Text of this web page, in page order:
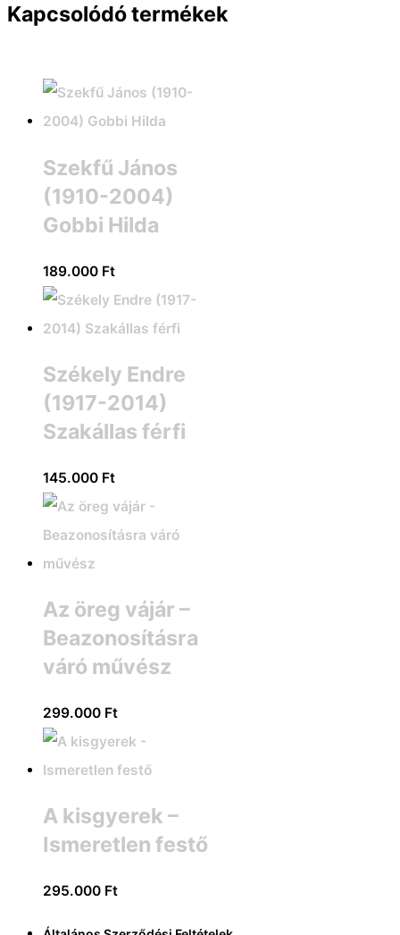
Kapcsolódó termékek
Szekfű János
(1910-2004)
Gobbi Hilda
189.000 Ft
Székely Endre
(1917-2014)
Szakállas férfi
145.000 Ft
Az öreg vájár –
Beazonosításra
váró művész
299.000 Ft
A kisgyerek –
Ismeretlen festő
295.000 Ft